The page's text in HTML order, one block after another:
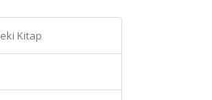
Kitap